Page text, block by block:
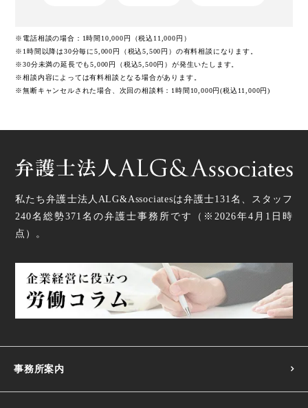
※電話相談の場合：1時間10,000円（税込11,000円）
※1時間以降は30分毎に5,000円（税込5,500円）の有料相談になります。
※30分未満の延長でも5,000円（税込5,500円）が発生いたします。
※相談内容によっては有料相談となる場合があります。
※無断キャンセルされた場合、次回の相談料：1時間10,000円(税込11,000円)
私たち弁護士法人ALG&Associatesは弁護士131 名、スタッフ
240名総勢371 名の弁護士事務所です（ ※2026年4月1日時
点 ）。
事務所案内